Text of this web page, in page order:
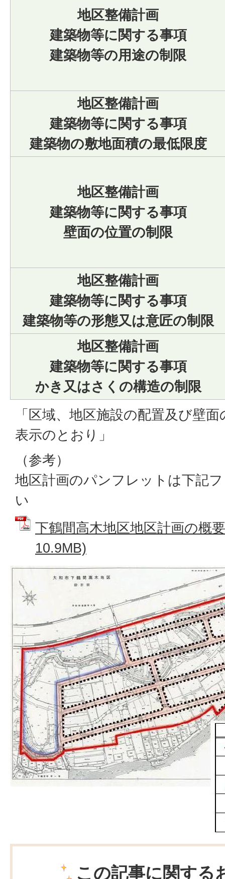
地区整備計画
建築物等に関する事項
建築物等の用途の制限
地区整備計画
建築物等に関する事項
建築物の敷地面積の最低限度
地区整備計画
建築物等に関する事項
壁面の位置の制限
地区整備計画
建築物等に関する事項
建築物等の形態又は意匠の制限
地区整備計画
建築物等に関する事項
かき又はさくの構造の制限
「区域、地区施設の配置及び壁
表示のとおり」
（参考）
地区計画のパンフレットは下記
い
下鶴間高木地区地区計画の概
10.9MB)
この記事に関する